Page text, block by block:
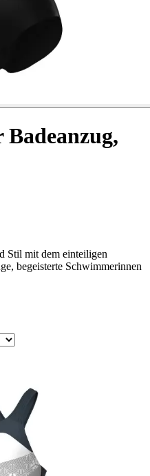
Stil mit dem einteiligen
begeisterte Schwimmerinnen